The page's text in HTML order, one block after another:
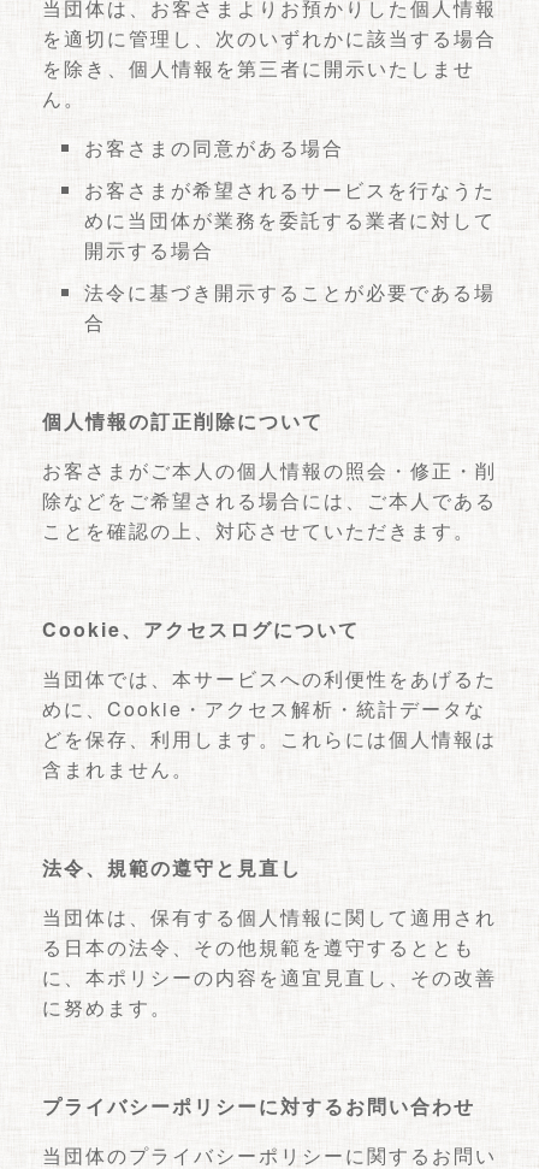
当団体は、お客さまよりお預かりした個人情報
を適切に管理し、次のいずれかに該当する場合
を除き、個人情報を第三者に開示いたしませ
ん。
お客さまの同意がある場合
お客さまが希望されるサービスを行なうた
めに当団体が業務を委託する業者に対して
開示する場合
法令に基づき開示することが必要である場
合
個人情報の訂正削除について
お客さまがご本人の個人情報の照会・修正・削
除などをご希望される場合には、ご本人である
ことを確認の上、対応させていただきます。
Cookie、アクセスログについて
当団体では、本サービスへの利便性をあげるた
めに、Cookie・アクセス解析・統計データな
どを保存、利用します。これらには個人情報は
含まれません。
法令、規範の遵守と見直し
当団体は、保有する個人情報に関して適用され
る日本の法令、その他規範を遵守するととも
に、本ポリシーの内容を適宜見直し、その改善
に努めます。
プライバシーポリシーに対するお問い合わせ
当団体のプライバシーポリシーに関するお問い